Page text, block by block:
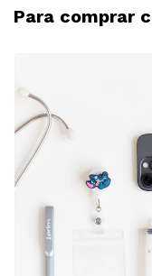
Para comprar